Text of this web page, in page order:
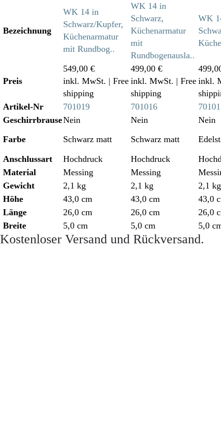
Bezeichnung
WK 14 in
Schwarz/Kupfer,
Küchenarmatur
mit Rundbog..
WK 14 in
Schwarz,
Küchenarmatur
mit
Rundbogenausla..
WK
Preis
549,00 €
inkl. MwSt. | Free
shipping
499,00 €
inkl. MwSt. | Free
shipping
inkl.
Artikel-Nr
701019 701016
GeschirrbrauseNein Nein
Nein
Farbe
Schwarz matt Schwarz matt
Anschlussart
Hochdruck Hochdruck
Material
Messing Messing
Gewicht
2,1 kg 2,1 kg
2,1 kg
Höhe
43,0 cm 43,0 cm
43,0
Länge
26,0 cm 26,0 cm
26,0
Breite
5,0 cm 5,0 cm 5,0
Kostenloser Versand und Rückversand.